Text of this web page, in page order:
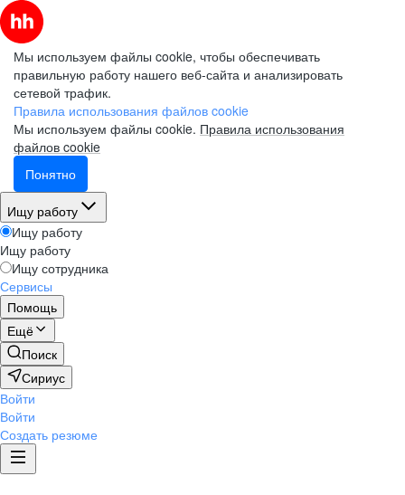
Мы используем файлы cookie, чтобы обеспечивать
правильную работу нашего веб-сайта и анализировать
сетевой трафик.
Правила использования файлов cookie
Мы используем файлы cookie. Правила использования
файлов cookie
Понятно
Ищу работу
Ищу работу
Ищу работу
Ищу сотрудника
Сервисы
Помощь
Ещё
Поиск
Сириус
Войти
Войти
Создать резюме